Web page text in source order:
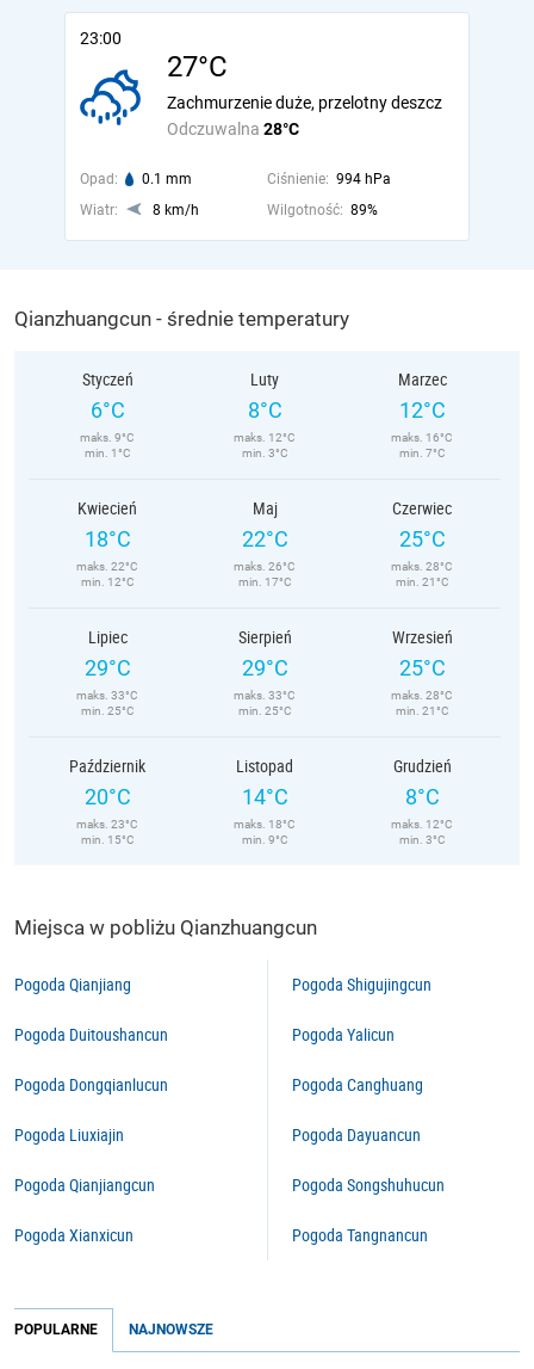
23:00
27°C
Odczuwalna 28°C
Zachmurzenie duże, przelotny deszcz
Opad: 0.1 mm Ciśnienie: 994 hPa
Wiatr:
8 km/h Wilgotność: 89%
Qianzhuangcun - średnie temperatury
Styczeń
6°C
maks. 9°C
min. 1°C
Luty
8°C
maks. 12°C
min. 3°C
Marzec
12°C
maks. 16°C
min. 7°C
Kwiecień
18°C
maks. 22°C
min. 12°C
Maj
22°C
maks. 26°C
min. 17°C
Czerwiec
25°C
maks. 28°C
min. 21°C
Lipiec
29°C
maks. 33°C
min. 25°C
Sierpień
29°C
maks. 33°C
min. 25°C
Wrzesień
25°C
maks. 28°C
min. 21°C
Październik
20°C
maks. 23°C
min. 15°C
Listopad
14°C
maks. 18°C
min. 9°C
Grudzień
8°C
maks. 12°C
min. 3°C
Miejsca w pobliżu Qianzhuangcun
Pogoda Qianjiang
Pogoda Duitoushancun
Pogoda Dongqianlucun
Pogoda Liuxiajin
Pogoda Qianjiangcun
Pogoda Xianxicun
Pogoda Shigujingcun
Pogoda Yalicun
Pogoda Canghuang
Pogoda Dayuancun
Pogoda Songshuhucun
Pogoda Tangnancun
POPULARNE NAJNOWSZE